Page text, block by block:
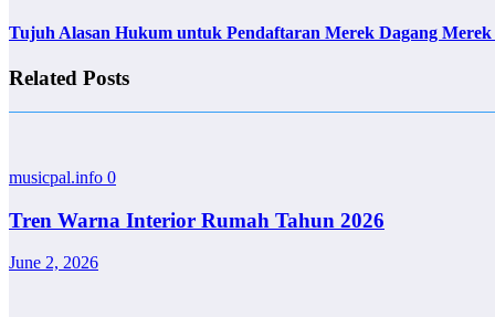
Tujuh Alasan Hukum untuk Pendaftaran Merek Dagang
Related Posts
musicpal.info 0
Tren Warna Interior Rumah Tahun 2026
June 2, 2026